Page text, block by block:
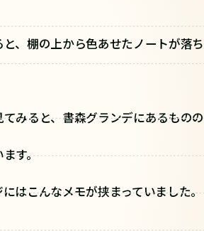
、棚の上から色あせたノートが落ち
みると、書森グランデにあるものの
す。
はこんなメモが挟まっていました。